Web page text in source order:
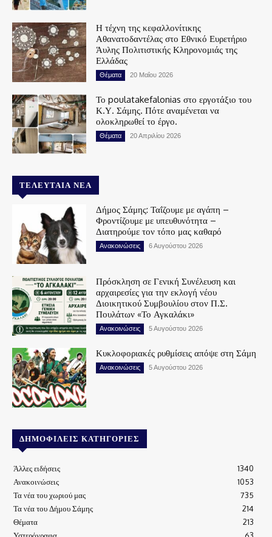
Η τέχνη της κεφαλλονίτικης
Αθανατοδαντέλας στο Εθνικό Ευρετήριο
Άυλης Πολιτιστικής Κληρονομιάς της
Ελλάδας
Θέματα 20 Μαΐου 2026
Το poulatakefalonias στο εργοτάξιο του
Κ.Υ. Σάμης. Πότε αναμένεται να
ολοκληρωθεί το έργο.
Θέματα 20 Απριλίου 2026
ΤΕΛΕΥΤΑΊΑ ΝΈΑ
Δήμος Σάμης: Ταΐζουμε με αγάπη –
Φροντίζουμε με υπευθυνότητα –
Διατηρούμε τον τόπο μας καθαρό
Ανακοινώσεις 6 Αυγούστου 2026
Πρόσκληση σε Γενική Συνέλευση και
αρχαιρεσίες για την εκλογή νέου
Διοικητικού Συμβουλίου στον Π.Σ.
Πουλάτων «Το Αγκαλάκι»
Ανακοινώσεις 5 Αυγούστου 2026
Κυκλοφοριακές ρυθμίσεις απόψε στη Σάμη
Ανακοινώσεις 5 Αυγούστου 2026
ΔΗΜΟΦΙΛΕΊΣ ΚΑΤΗΓΟΡΊΕΣ
Άλλες ειδήσεις
1340
Ανακοινώσεις
1053
Τα νέα του χωριού μας
735
Τα νέα του Δήμου Σάμης
214
Θέματα
213